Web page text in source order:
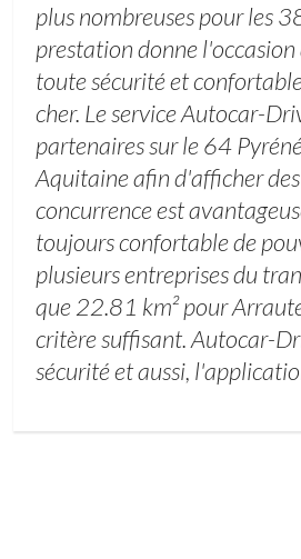
plus nombreuses pour les
prestation donne l'occasion
toute sécurité et
cher. Le service Autocar-
partenaires sur le 64
Aquitaine afin d'afficher
concurrence est
toujours confortable de
plusieurs entreprises du
que 22.81 km² pour
critère suffisant. Autocar-
sécurité et aussi,